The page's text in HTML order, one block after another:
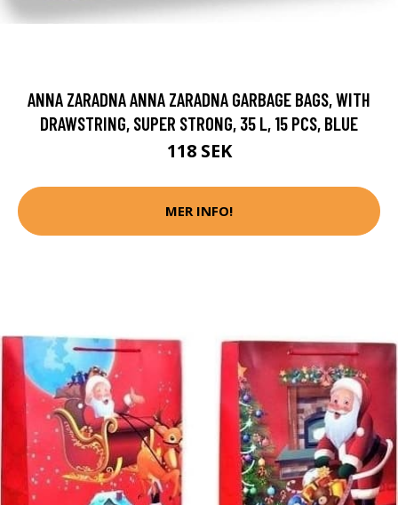
ANNA ZARADNA ANNA ZARADNA GARBAGE BAGS, WITH
DRAWSTRING, SUPER STRONG, 35 L, 15 PCS, BLUE
118 SEK
MER INFO!